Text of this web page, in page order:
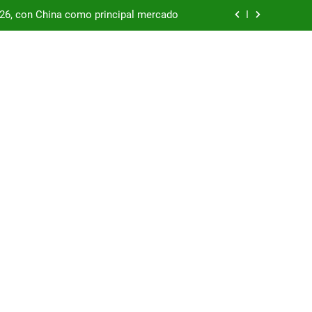
con China como principal mercado
con China como principal mercado
enfrentar una segunda oleada de
supera los USD 100.000 millones